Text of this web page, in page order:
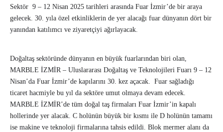
Sektör 9 – 12 Nisan 2025 tarihleri arasında Fuar İzmir’de bir araya
gelecek. 30. yıla özel etkinliklerin de yer alacağı fuar dünyanın dört bir
yanından katılımcı ve ziyaretçiyi ağırlayacak.
Doğaltaş sektöründe dünyanın en büyük fuarlarından biri olan,
MARBLE İZMİR – Uluslararası Doğaltaş ve Teknolojileri Fuarı 9 – 12
Nisan’da Fuar İzmir’de kapılarını 30. kez açacak. Fuar sağladığı
ticaret hacmiyle bu yıl da sektöre umut olmaya devam edecek.
MARBLE İZMİR’de tüm doğal taş firmaları Fuar İzmir’in kapalı
hollerinde yer alacak. C holünün büyük bir kısmı ile D holünün tamamı
ise makine ve teknoloji firmalarına tahsis edildi. Blok mermer alanı da